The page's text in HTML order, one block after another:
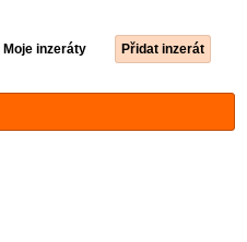
Moje inzeráty Přidat inzerát